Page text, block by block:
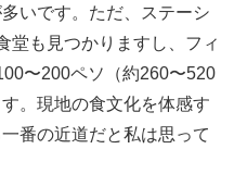
いです。ただ、ステーシ
堂も見つかりますし、フィ
〜200ペソ（約260〜520
。現地の食文化を体感す
番の近道だと私は思って